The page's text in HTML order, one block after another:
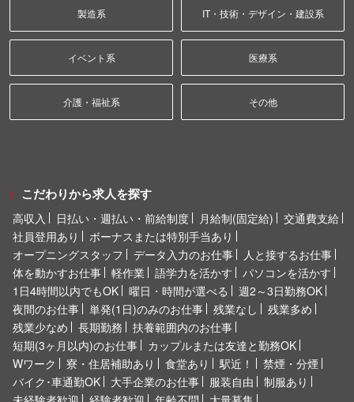
製造系 IT・技術・デザイン・建設系
イベント系 医療系
介護・福祉系 その他
こだわりから求人を探す
高収入 日払い・週払い・前給制度 月給制(固定給)
交通費支給
社員登用あり
ボーナスまたは特別手当あり
オープニングスタッフ
データ入力のお仕事
人と接するお仕事
体を動かすお仕事
軽作業 語学力を活かす
パソコンを活かす
1日4時間以内でもOK
曜日・時間が選べる
週2～3日勤務OK
夜間のお仕事
単発(1日)のみのお仕事 残業なし
残業多め
残業少なめ
長期勤務
扶養範囲内のお仕事
短期(3ヶ月以内)のお仕事
カップルまたは友達と勤務OK
Wワーク
寮・住居補助あり 食堂あり 駅近！
禁煙・分煙
バイク･車通勤OK
大手企業のお仕事 服装自由
制服あり